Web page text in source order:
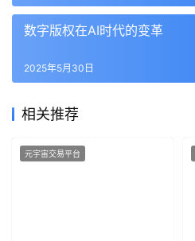
数字版权在AI时代的变革
2025年5月30日
相关推荐
元宇宙交易平台